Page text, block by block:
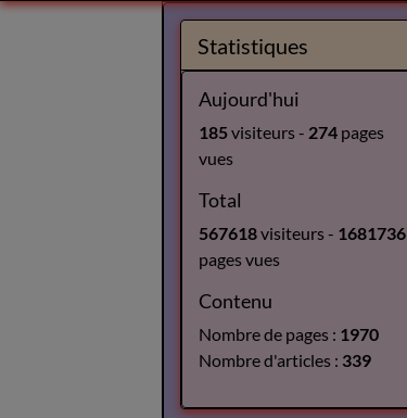
Statistiques
Aujourd'hui
185visiteurs - 274 pages
vues
Total
567618visiteurs - 1681736
pages vues
Contenu
Nombre de pages : 1970
Nombre d'articles : 339